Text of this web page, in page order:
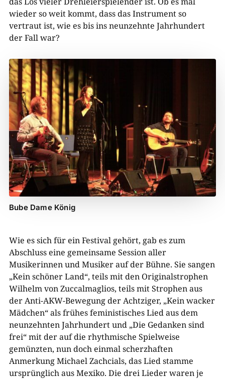
wieder so weit kommt, dass das Instrument so
vertraut ist, wie es bis ins neunzehnte Jahrhundert
der Fall war?
Bube Dame König
Wie es sich für ein Festival gehört, gab es zum
Abschluss eine gemeinsame Session aller
Musikerinnen und Musiker auf der Bühne. Sie sangen
„Kein schöner Land“, teils mit den Originalstrophen
Wilhelm von Zuccalmaglios, teils mit Strophen aus
der Anti-AKW-Bewegung der Achtziger, „Kein wacker
Mädchen“ als frühes feministisches Lied aus dem
neunzehnten Jahrhundert und „Die Gedanken sind
frei“ mit der auf die rhythmische Spielweise
gemünzten, nun doch einmalscherzhaften
Anmerkung Michael Zachcials, das Lied stamme
ursprünglich aus Mexiko. Die drei Lieder waren je